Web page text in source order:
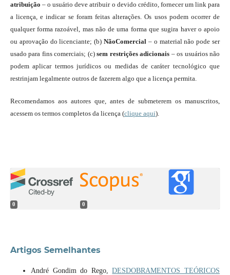
atribuição – o usuário deve atribuir o devido crédito, fornecer um link para
a licença, e indicar se foram feitas alterações. Os usos podem ocorrer de
qualquer forma razoável, mas não de uma forma que sugira haver o apoio
ou aprovação do licenciante; (b)NãoComercial – o material não pode ser
usado para fins comerciais; (c)sem restrições adicionais – os usuários não
podem aplicar termos jurídicos ou medidas de caráter tecnológico que
restrinjam legalmente outros de fazerem algo que a licença permita.
Recomendamos aos autores que, antes de submeterem os manuscritos,
acessem os termos completos da licença (clique aqui).
0 0
Artigos Semelhantes
André Gondim do Rego,DESDOBRAMENTOS TEÓRICOS